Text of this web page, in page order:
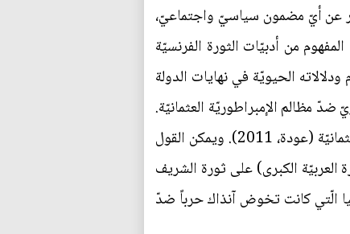
عن أيّ مضمون سياسيّ واجتماعيّ،
من أدبيّات الثورة الفرنسيّة
الحيويّة في نهايات الدولة
ضدّ مظالم الإمبراطوريّة العثمانيّة.
ولعلّها كانت الثورة الوحيدة في ذلك الوقت الّتي وضعت في مقدّمة أهدافها تحرير البلاد أوّلاً من الهيمنة العثمانيّة (عودة، 2011). ويمكن القول
الكبرى) على ثورة الشريف
أكيد مع بريطانيا الّتي كانت تخوض آنذاك حرباً ضدّ